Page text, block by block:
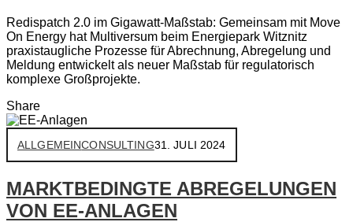
Redispatch 2.0 im Gigawatt-Maßstab: Gemeinsam mit Move
On Energy hat Multiversum beim Energiepark Witznitz
praxistaugliche Prozesse für Abrechnung, Abregelung und
Meldung entwickelt als neuer Maßstab für regulatorisch
komplexe Großprojekte.
Share
ALLGEMEINCONSULTING31. JULI 2024
MARKTBEDINGTE ABREGELUNGEN
VON EE-ANLAGEN